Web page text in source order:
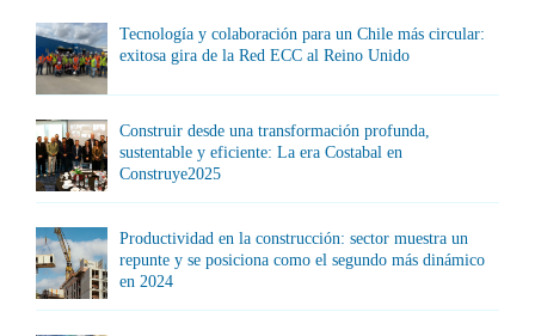
Tecnología y colaboración para un Chile más circular:
exitosa gira de la Red ECC al Reino Unido
Construir desde una transformación profunda,
sustentable y eficiente: La era Costabal en
Construye2025
Productividad en la construcción: sector muestra un
repunte y se posiciona como el segundo más dinámico
en 2024